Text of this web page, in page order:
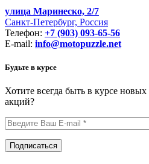
улица Маринеско, 2/7
Санкт-Петербург, Россия
Телефон: +7 (903) 093-65-56
E-mail: info@motopuzzle.net
Будьте в курсе
Хотите всегда быть в курсе
акций?